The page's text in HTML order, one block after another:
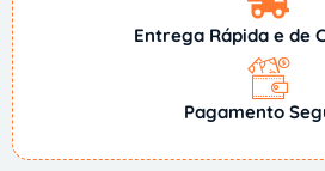
Entrega Rápida e de
Pagamento